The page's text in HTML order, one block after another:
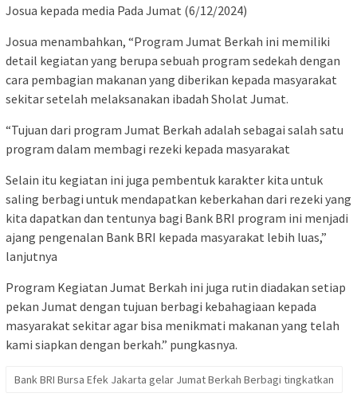
Josua kepada media Pada Jumat (6/12/2024)
Josua menambahkan, “Program Jumat Berkah ini memiliki
detail kegiatan yang berupa sebuah program sedekah dengan
cara pembagian makanan yang diberikan kepada masyarakat
sekitar setelah melaksanakan ibadah Sholat Jumat.
“Tujuan dari program Jumat Berkah adalah sebagai salah satu
program dalam membagi rezeki kepada masyarakat
Selain itu kegiatan ini juga pembentuk karakter kita untuk
saling berbagi untuk mendapatkan keberkahan dari rezeki yang
kita dapatkan dan tentunya bagi Bank BRI program ini menjadi
ajang pengenalan Bank BRI kepada masyarakat lebih luas,”
lanjutnya
Program Kegiatan Jumat Berkah ini juga rutin diadakan setiap
pekan Jumat dengan tujuan berbagi kebahagiaan kepada
masyarakat sekitar agar bisa menikmati makanan yang telah
kami siapkan dengan berkah.” pungkasnya.
Bank BRI Bursa Efek Jakarta gelar Jumat Berkah Berbagi tingkatkan